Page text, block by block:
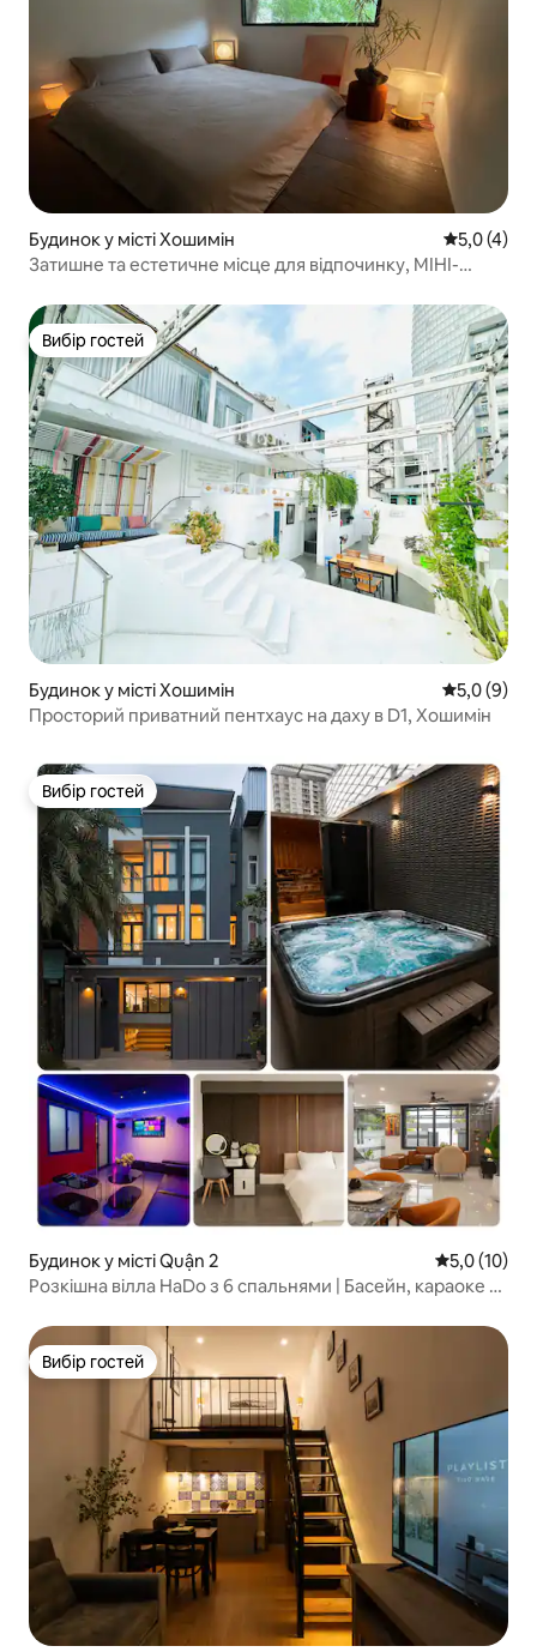
Будинок у місті Хошимін Середня
5,0 (4)
Затишне та естетичне місце для відпочинку, МІНІ-
Вибір гостей
Вибір гостей
Будинок у місті Хошимін Середня
5,0 (9)
Просторий приватний пентхаус на даху в D1, Хошимін
Вибір гостей
Вибір гостей
Будинок у місті Quận 2 Середня
5,0 (10)
Розкішна вілла HaDo з 6 спальнями | Басейн, караоке та
Вибір гостей
Вибір гостей